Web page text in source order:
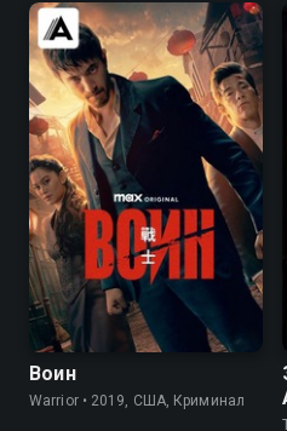
8.2 8.4
Воин
Warrior • 2019, США, Криминал